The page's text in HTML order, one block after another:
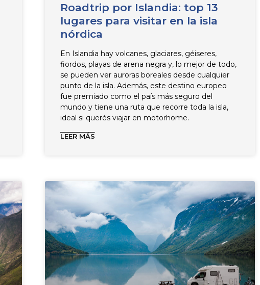
Roadtrip por Islandia: top 13
lugares para visitar en la isla
nórdica
En Islandia hay volcanes, glaciares, géiseres,
fiordos, playas de arena negra y, lo mejor de todo,
se pueden ver auroras boreales desde cualquier
punto de la isla. Además, este destino europeo
fue premiado como el país más seguro del
mundo y tiene una ruta que recorre toda la isla,
ideal si querés viajar en motorhome.
LEER MÁS